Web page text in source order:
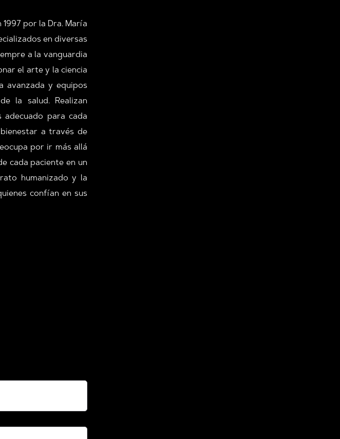
por la Dra. María
en diversas
a la vanguardia
el arte y la ciencia
avanzada y equipos
la salud. Realizan
para cada
a través de
por ir más allá
cada paciente en un
humanizado y la
confían en sus